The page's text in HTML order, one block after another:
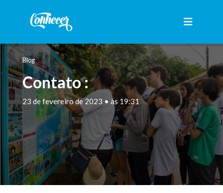
Blog
Contato :
23 de fevereiro de 2023 • às 19:31